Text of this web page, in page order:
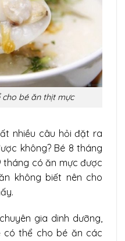
bé ăn thịt mực
nhiều câu hỏi đặt ra
không? Bé 8 tháng
tháng có ăn mực được
không biết nên cho
gia dinh dưỡng,
thể cho bé ăn các